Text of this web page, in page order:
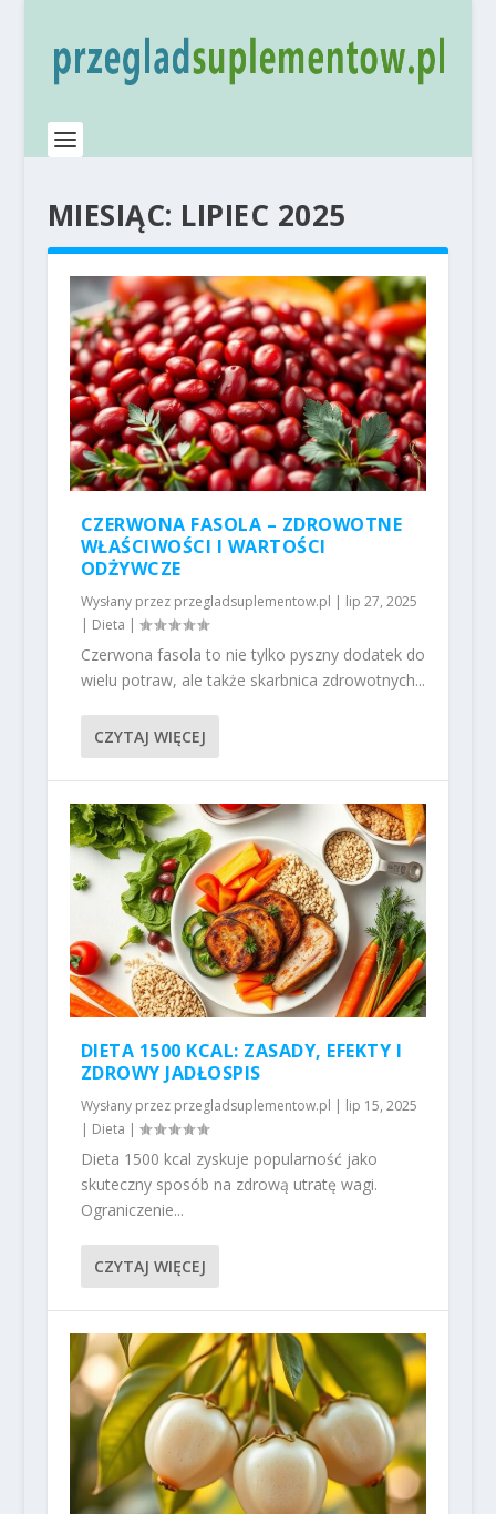
MIESIĄC: LIPIEC 2025
CZERWONA FASOLA – ZDROWOTNE
WŁAŚCIWOŚCI I WARTOŚCI
ODŻYWCZE
Wysłany przez przegladsuplementow.pl | lip 27, 2025
| Dieta |
Czerwona fasola to nie tylko pyszny dodatek do
wielu potraw, ale także skarbnica zdrowotnych...
CZYTAJ WIĘCEJ
DIETA 1500 KCAL: ZASADY, EFEKTY I
ZDROWY JADŁOSPIS
Wysłany przez przegladsuplementow.pl | lip 15, 2025
| Dieta |
Dieta 1500 kcal zyskuje popularność jako
skuteczny sposób na zdrową utratę wagi.
Ograniczenie...
CZYTAJ WIĘCEJ